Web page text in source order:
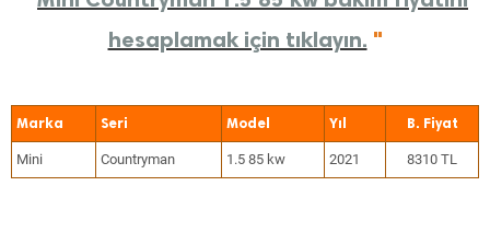
hesaplamak için tıklayın. "
Marka Seri Model Yıl
Mini Countryman 1.5 85 kw 2021 8310 TL